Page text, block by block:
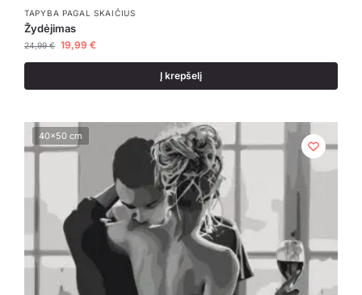
TAPYBA PAGAL SKAIČIUS
Žydėjimas
24,99€ 19,99 €
Į krepšelį
40x50 cm